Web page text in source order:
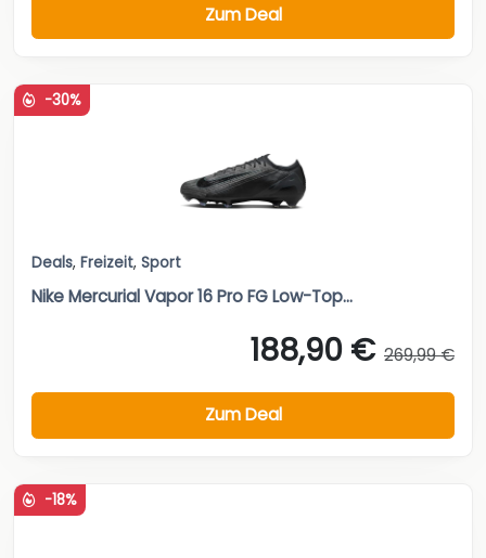
Zum Deal
-30%
Deals, Freizeit, Sport
Nike Mercurial Vapor 16 Pro FG Low-Top...
188,90 € 269,99 €
Zum Deal
-18%